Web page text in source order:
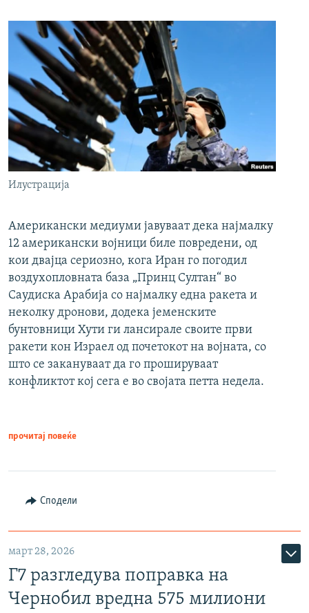
Илустрација
Американски медиуми јавуваат дека најмалку
12 американски војници биле повредени, од
кои двајца сериозно, кога Иран го погодил
воздухопловната база „Принц Султан“ во
Саудиска Арабија со најмалку една ракета и
неколку дронови, додека јеменските
бунтовници Хути ги лансирале своите први
ракети кон Израел од почетокот на војната, со
што се закануваат да го прошируваат
конфликтот кој сега е во својата петта недела.
прочитај повеќе
Сподели
март 28, 2026
Г7 разгледува поправка на
Чернобил вредна 575 милиони